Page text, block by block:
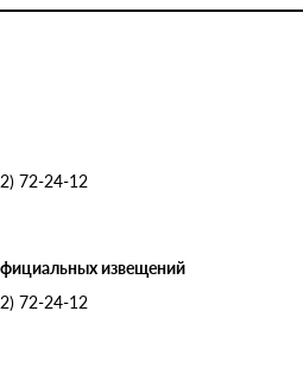
72-24-12
извещений
72-24-12